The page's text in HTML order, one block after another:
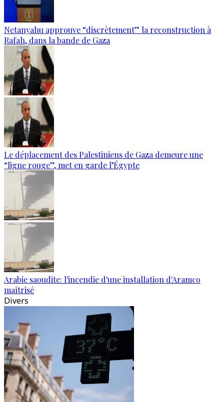
Netanyahu approuve “discrètement” la reconstruction à
Rafah, dans la bande de Gaza
Le déplacement des Palestiniens de Gaza demeure une
“ligne rouge”, met en garde l’Égypte
Arabie saoudite: l'incendie d'une installation d'Aramco
maîtrisé
Divers